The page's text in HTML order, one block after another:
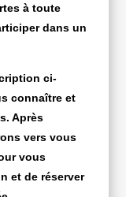
à toute
dans un
ci-
connaître et
Après
vers vous
vous
et de réserver